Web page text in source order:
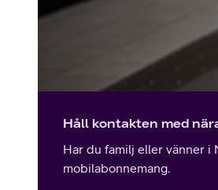
Håll kontakten med
Har du familj eller vänner i
mobilabonnemang.